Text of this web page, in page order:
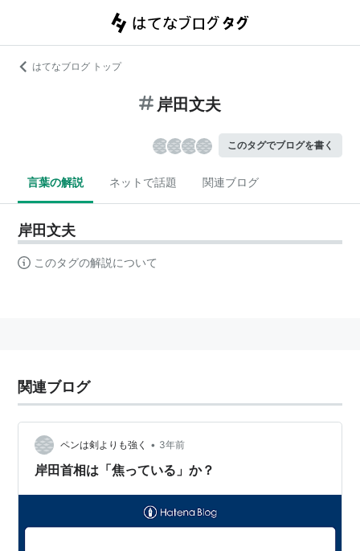
はてなブログ トップ
岸田文夫
このタグでブログを書く
言葉の解説 ネットで話題 関連ブログ
岸田文夫
このタグの解説について
関連ブログ
ペンは剣よりも強く • 3年前
岸田首相は「焦っている」か？